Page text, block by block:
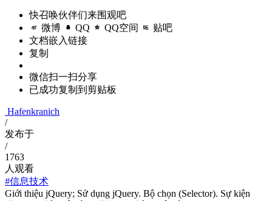
快召唤伙伴们来围观吧
微博 QQ QQ空间 贴吧
文档嵌入链接
复制
微信扫一扫分享
已成功复制到剪贴板
Hafenkranich
/
发布于
/
1763
人观看
#信息技术
Giới thiệu jQuery; Sử dụng jQuery. Bộ chọn (Selector). Sự kiện